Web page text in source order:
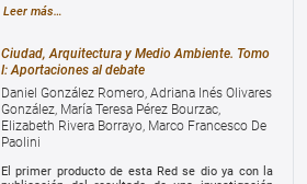
Leer más…
Ciudad, Arquitectura y Medio Ambiente. Tomo
I: Aportaciones al debate
Daniel González Romero, Adriana Inés Olivares
González, María Teresa Pérez Bourzac,
Elizabeth Rivera Borrayo, Marco Francesco De
Paolini
El primer producto de esta Red se dio ya con la